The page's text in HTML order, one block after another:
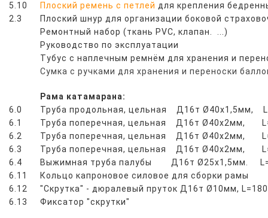
5.10
Плоский ремень с петлей для крепления
2.3
Плоский шнур для организации боковой
Ремонтный набор (ткань PVC, клапан. ...)
Руководство по эксплуатации
Тубус с наплечным ремнём для хранения и
Сумка с ручками для хранения и переноски
Рама катамарана:
6.0
Труба продольная, цельная Д16т Ø40х1,5мм,
6.1
Труба поперечная, цельная Д16т Ø40х2мм,
6.2
Труба поперечная, цельная Д16т Ø40х2мм,
6.3
Труба поперечная, цельная Д16т Ø40х2мм,
6.4
Выжимная труба палубы Д16т Ø25х1,5мм.
6.11
Кольцо капроновое силовое для сборки рамы
6.12
"Скрутка" - дюралевый пруток Д16т Ø10мм,
6.13
Фиксатор "скрутки"